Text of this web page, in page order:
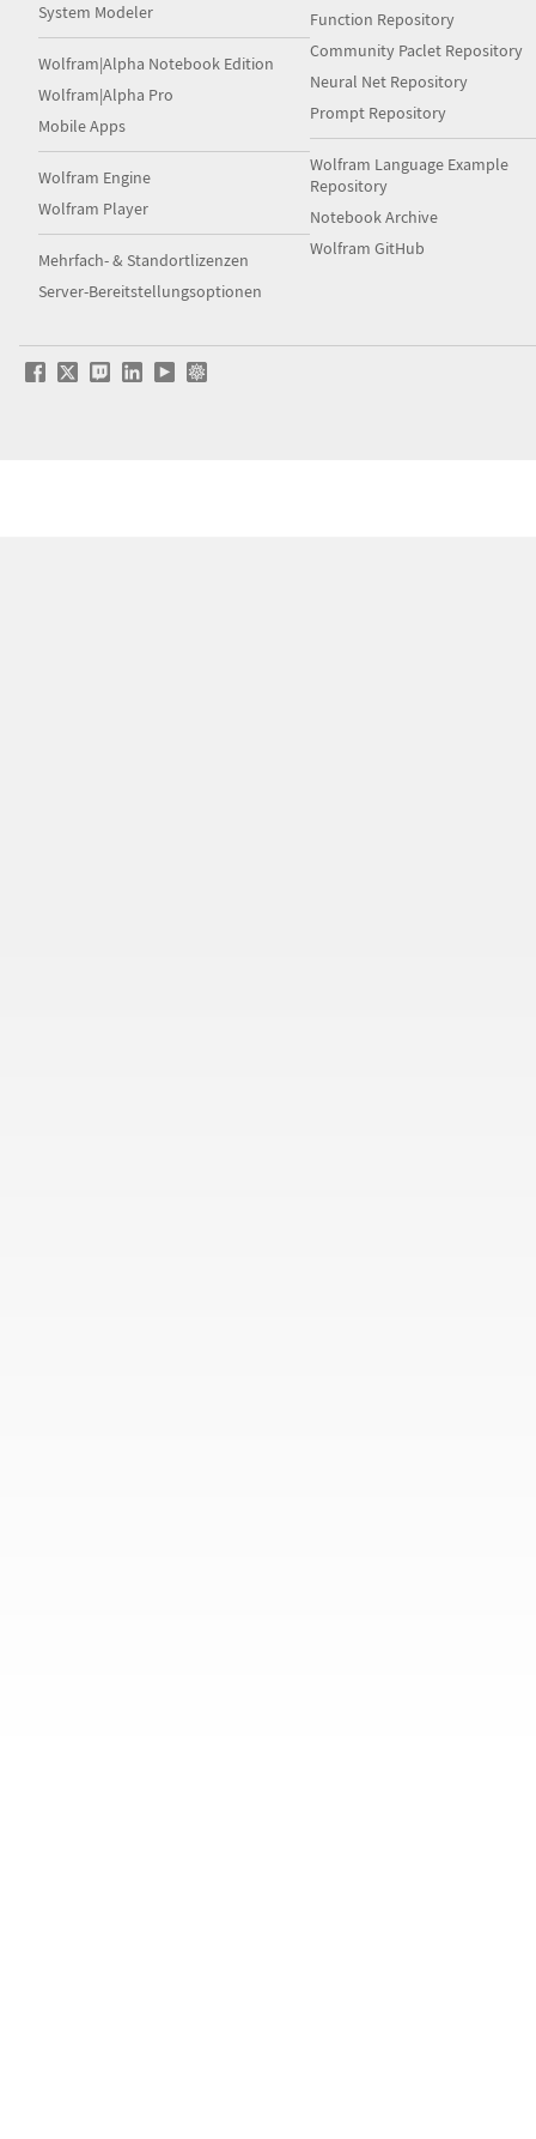
System Modeler
Wolfram|Alpha Notebook Edition
Wolfram|Alpha Pro
Mobile Apps
Wolfram Engine
Wolfram Player
Mehrfach- & Standortlizenzen
Server-Bereitstellungsoptionen
Function Repository
Community Paclet Repository
Neural Net Repository
Prompt Repository
Wolfram Language Example
Repository
Notebook Archive
Wolfram GitHub